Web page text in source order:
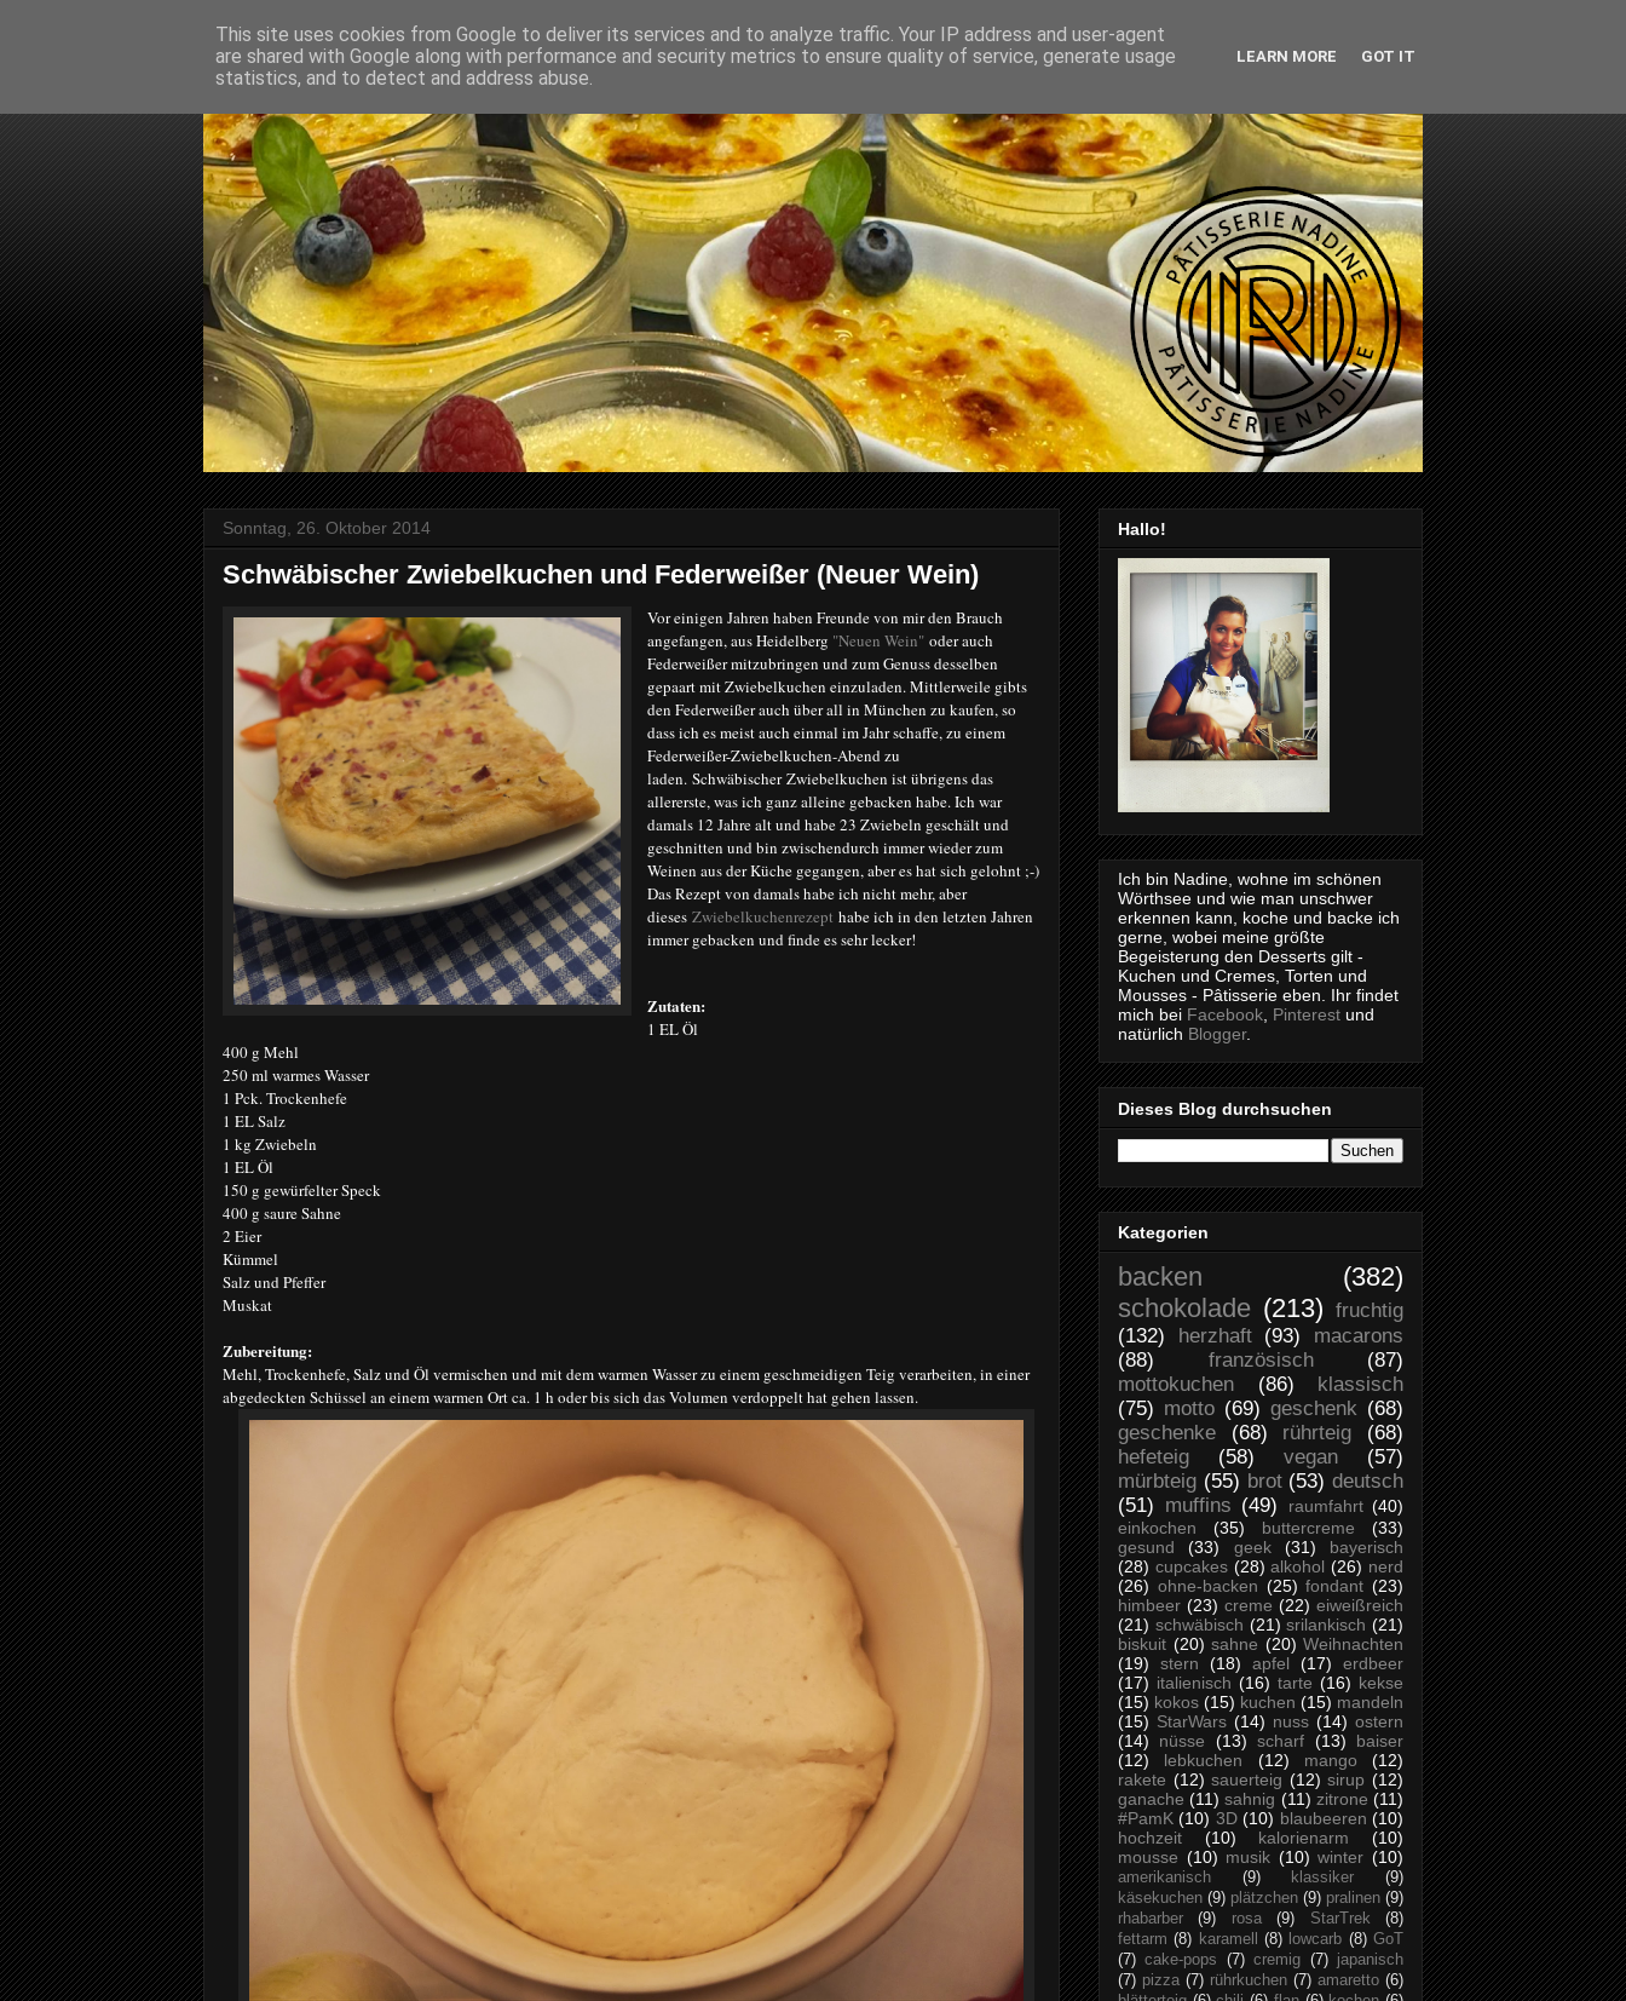
Sonntag, 26. Oktober 2014
Schwäbischer Zwiebelkuchen und Federweißer (Neuer Wein)
Vor einigen Jahren haben Freunde von mir den Brauch
angefangen, aus Heidelberg "Neuen Wein" oder auch
Federweißer mitzubringen und zum Genuss desselben
gepaart mit Zwiebelkuchen einzuladen. Mittlerweile gibts
den Federweißer auch über all in München zu kaufen, so
dass ich es meist auch einmal im Jahr schaffe, zu einem
Federweißer-Zwiebelkuchen-Abend zu
laden. Schwäbischer Zwiebelkuchen ist übrigens das
allererste, was ich ganz alleine gebacken habe. Ich war
damals 12 Jahre alt und habe 23 Zwiebeln geschält und
geschnitten und bin zwischendurch immer wieder zum
Weinen aus der Küche gegangen, aber es hat sich gelohnt ;-)
Das Rezept von damals habe ich nicht mehr, aber
dieses Zwiebelkuchenrezept habe ich in den letzten Jahren
immer gebacken und finde es sehr lecker!
Zutaten:
1 EL Öl
400 g Mehl
250 ml warmes Wasser
1 Pck. Trockenhefe
1 EL Salz
1 kg Zwiebeln
1 EL Öl
150 g gewürfelter Speck
400 g saure Sahne
2 Eier
Kümmel
Salz und Pfeffer
Muskat
Zubereitung:
Mehl, Trockenhefe, Salz und Öl vermischen und mit dem warmen Wasser zu einem geschmeidigen Teig verarbeiten, in einer
abgedeckten Schüssel an einem warmen Ort ca. 1 h oder bis sich das Volumen verdoppelt hat gehen lassen.
Hallo!
Ich bin Nadine, wohne im schönen
Wörthsee und wie man unschwer
erkennen kann, koche und backe ich
gerne, wobei meine größte
Begeisterung den Desserts gilt -
Kuchen und Cremes, Torten und
Mousses - Pâtisserie eben. Ihr findet
mich bei Facebook, Pinterest und
natürlich Blogger.
Dieses Blog durchsuchen
Kategorien
backen
(382)
schokolade (213) fruchtig
(132)
herzhaft (93)
macarons
(88)
französisch
(87)
mottokuchen
(86)
klassisch
(75) motto (69) geschenk (68)
geschenke
(68) rührteig
(68)
hefeteig
(58) vegan
(57)
mürbteig (55) brot (53) deutsch
(51) muffins (49) raumfahrt (40)
einkochen
(35) buttercreme
(33)
gesund
(33) geek (31)
bayerisch
(28) cupcakes (28) alkohol (26) nerd
(26) ohne-backen (25) fondant (23)
himbeer (23) creme (22) eiweißreich
(21) schwäbisch (21) srilankisch (21)
biskuit (20) sahne (20) Weihnachten
(19)
stern (18) apfel (17)
erdbeer
(17) italienisch (16) tarte (16) kekse
(15) kokos (15) kuchen (15) mandeln
(15) StarWars (14) nuss (14) ostern
(14)
nüsse (13) scharf (13)
baiser
(12)
lebkuchen (12) mango
(12)
rakete (12) sauerteig (12) sirup (12)
ganache (11) sahnig (11) zitrone (11)
#PamK (10) 3D (10) blaubeeren (10)
hochzeit
(10) kalorienarm
(10)
mousse (10) musik (10) winter (10)
amerikanisch (9) klassiker
(9)
käsekuchen (9) plätzchen (9) pralinen (9)
rhabarber
(9) rosa (9) StarTrek
(8)
fettarm (8) karamell (8) lowcarb (8) GoT
(7) cake-pops (7) cremig (7) japanisch
(7) pizza (7) rührkuchen (7) amaretto (6)
This site uses cookies from Google to deliver its services and to analyze traffic. Your IP address and user-agent
are shared with Google along with performance and security metrics to ensure quality of service, generate usage
statistics, and to detect and address abuse.
LEARN MORE GOT IT